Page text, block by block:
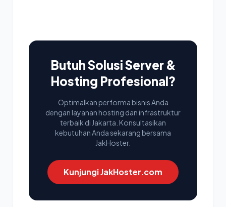
Butuh Solusi Server &
Hosting Profesional?
Optimalkan performa bisnis Anda
dengan layanan hosting dan infrastruktur
terbaik di Jakarta. Konsultasikan
kebutuhan Anda sekarang bersama
JakHoster.
Kunjungi JakHoster.com